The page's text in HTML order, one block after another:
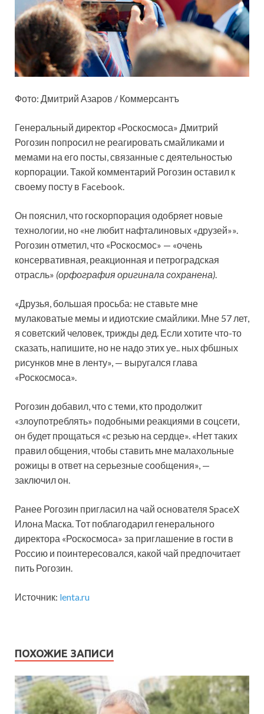
Фото: Дмитрий Азаров / Коммерсантъ
Генеральный директор «Роскосмоса» Дмитрий
Рогозин попросил не реагировать смайликами и
мемами на его посты, связанные с деятельностью
корпорации. Такой комментарий Рогозин оставил к
своему посту в Facebook.
Он пояснил, что госкорпорация одобряет новые
технологии, но «не любит нафталиновых «друзей»».
Рогозин отметил, что «Роскосмос» — «очень
консервативная, реакционная и петроградская
отрасль» (орфография оригинала сохранена).
«Друзья, большая просьба: не ставьте мне
мулаковатые мемы и идиотские смайлики. Мне 57 лет,
я советский человек, трижды дед. Если хотите что-то
сказать, напишите, но не надо этих уе.. ных фбшных
рисунков мне в ленту», — выругался глава
«Роскосмоса».
Рогозин добавил, что с теми, кто продолжит
«злоупотреблять» подобными реакциями в соцсети,
он будет прощаться «с резью на сердце». «Нет таких
правил общения, чтобы ставить мне малахольные
рожицы в ответ на серьезные сообщения», —
заключил он.
Ранее Рогозин пригласил на чай основателя SpaceX
Илона Маска. Тот поблагодарил генерального
директора «Роскосмоса» за приглашение в гости в
Россию и поинтересовался, какой чай предпочитает
пить Рогозин.
Источник: lenta.ru
ПОХОЖИЕ ЗАПИСИ